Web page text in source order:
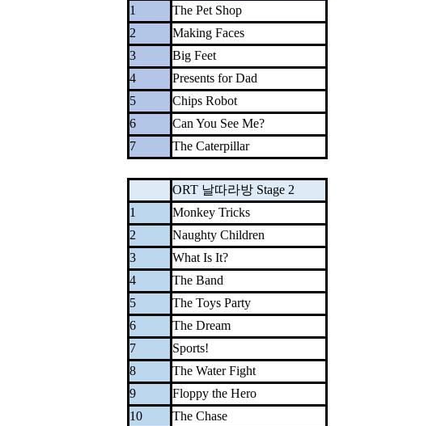
1
The Pet Shop
2
Making Faces
3
Big Feet
4
Presents for Dad
5
Chips Robot
6
Can You See Me?
7
The Caterpillar
ORT 날따라방 Stage 2
1
Monkey Tricks
2
Naughty Children
3
What Is It?
4
The Band
5
The Toys Party
6
The Dream
7
Sports!
8
The Water Fight
9
Floppy the Hero
10
The Chase